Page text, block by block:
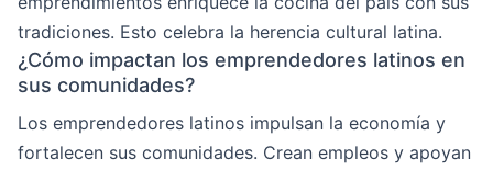
tradiciones. Esto celebra la herencia cultural latina.
¿Cómo impactan los emprendedores latinos en
sus comunidades?
Los emprendedores latinos impulsan la economía y
fortalecen sus comunidades. Crean empleos y apoyan